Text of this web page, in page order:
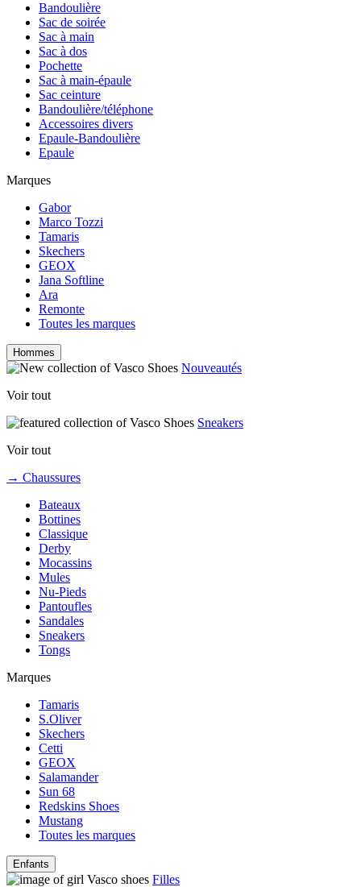
Bandoulière
Sac de soirée
Sac à main
Sac à dos
Pochette
Sac à main-épaule
Sac ceinture
Bandoulière/téléphone
Accessoires divers
Epaule-Bandoulière
Epaule
Marques
Gabor
Marco Tozzi
Tamaris
Skechers
GEOX
Jana Softline
Ara
Remonte
Toutes les marques
Hommes
Nouveautés
Voir tout
Sneakers
Voir tout
→ Chaussures
Bateaux
Bottines
Classique
Derby
Mocassins
Mules
Nu-Pieds
Pantoufles
Sandales
Sneakers
Tongs
Marques
Tamaris
S.Oliver
Skechers
Cetti
GEOX
Salamander
Sun 68
Redskins Shoes
Mustang
Toutes les marques
Enfants
Filles